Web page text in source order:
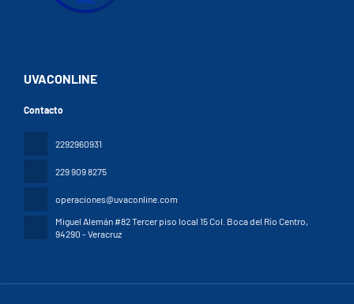
UVACONLINE
Contacto
2292960931
229 909 8275
operaciones@uvaconline.com
Miguel Alemán #82 Tercer piso local 15 Col. Boca del Río Centro,
94290 - Veracruz